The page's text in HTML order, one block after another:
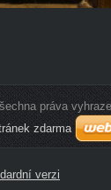
práva
zdarma
verzi